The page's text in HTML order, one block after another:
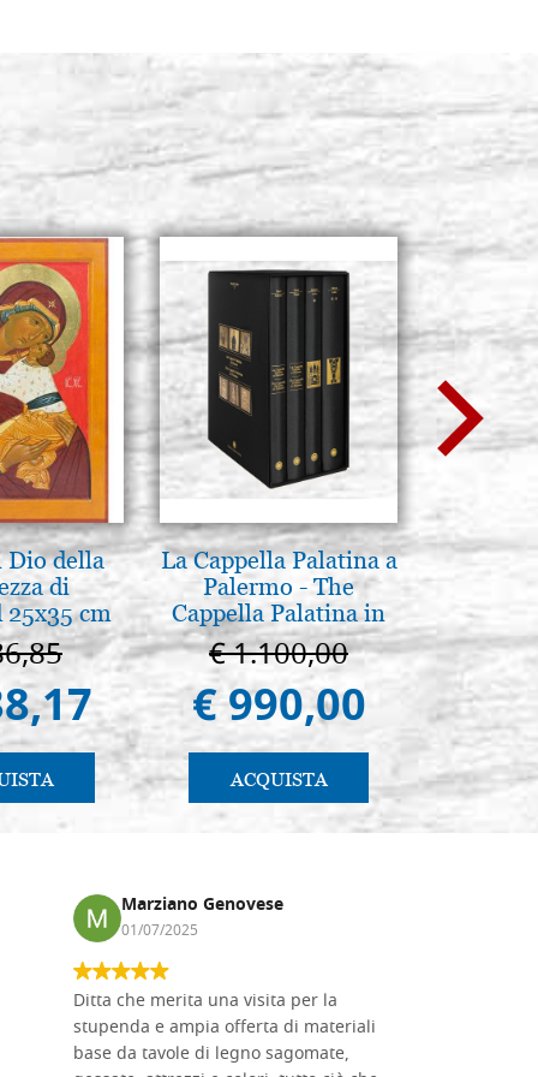
Dio della
di
25x35 cm
La Cappella Palatina a
Palermo - The
Cappella Palatina in
Palermo
€ 1.100,00
€ 990,00
ACQUISTA
A te
della
(libro-
€
€
Marziano Genovese
01/07/2025
Ditta che merita una visita per la
stupenda e ampia offerta di materiali
base da tavole di legno sagomate,